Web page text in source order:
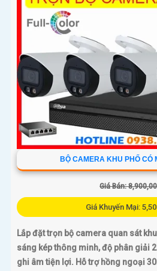
BỘ CAMERA KHU PHỐ CÓ
Giá Bán:
Giá Khuyến Mại:
Lắp đặt trọn bộ camera quan sát
sáng kép thông minh, độ phân giải
ghi âm tiện lợi. Hỗ trợ hồng ngoại